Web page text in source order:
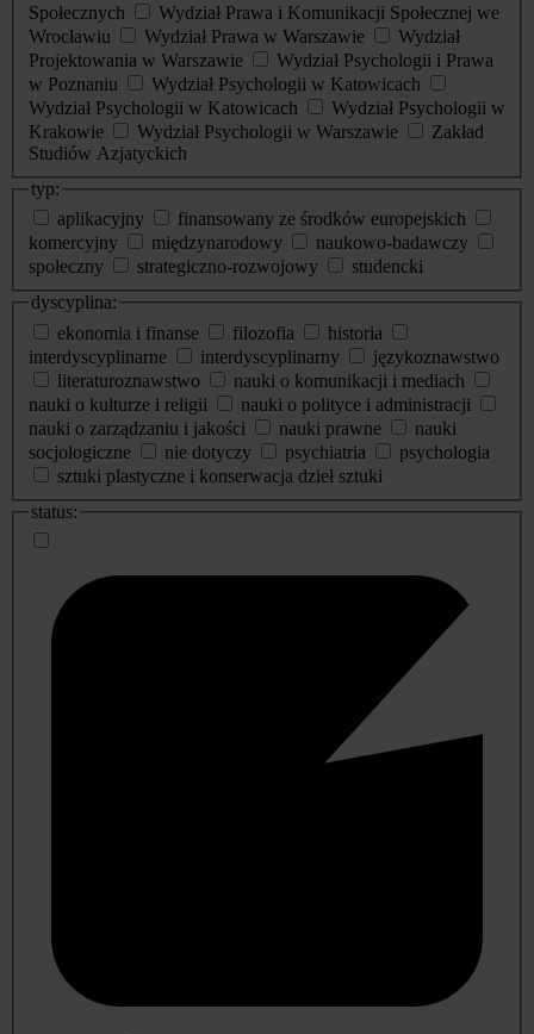
Społecznych
Wydział Prawa i Komunikacji Społecznej we
Wrocławiu
Wydział Prawa w Warszawie
Wydział
Projektowania w Warszawie
Wydział Psychologii i Prawa
w Poznaniu
Wydział Psychologii w Katowicach
Wydział Psychologii w Katowicach
Wydział Psychologii w
Krakowie
Wydział Psychologii w Warszawie
Zakład
Studiów Azjatyckich
typ:
aplikacyjny
finansowany ze środków europejskich
komercyjny
międzynarodowy
naukowo-badawczy
społeczny
strategiczno-rozwojowy
studencki
dyscyplina:
ekonomia i finanse
filozofia
historia
interdyscyplinarne
interdyscyplinarny
językoznawstwo
literaturoznawstwo
nauki o komunikacji i mediach
nauki o kulturze i religii
nauki o polityce i administracji
nauki o zarządzaniu i jakości
nauki prawne
nauki
socjologiczne
nie dotyczy psychiatria
psychologia
sztuki plastyczne i konserwacja dzieł sztuki
status: